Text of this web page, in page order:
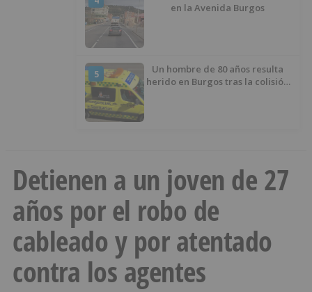
en la Avenida Burgos
5
Un hombre de 80 años resulta
herido en Burgos tras la colisión
Detienen a un joven de 27
años por el robo de
cableado y por atentado
contra los agentes